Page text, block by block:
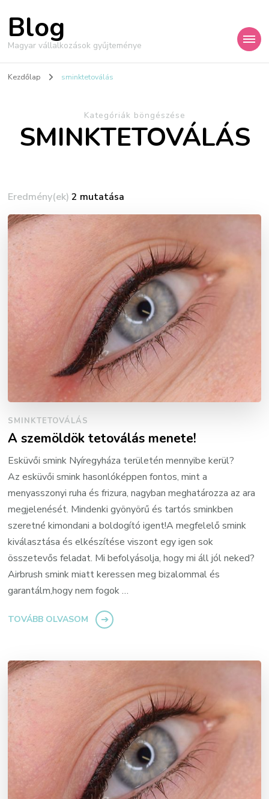
Blog
Magyar vállalkozások gyűjteménye
Kezdőlap sminktetoválás
Kategóriák böngészése
SMINKTETOVÁLÁS
Eredmény(ek)2 mutatása
SMINKTETOVÁLÁS
A szemöldök tetoválás menete!
Esküvői smink Nyíregyháza területén mennyibe kerül?
Az esküvői smink hasonlóképpen fontos, mint a
menyasszonyi ruha és frizura, nagyban meghatározza az ara
megjelenését. Mindenki gyönyörű és tartós sminkben
szeretné kimondani a boldogító igent!A megfelelő smink
kiválasztása és elkészítése viszont egy igen sok
összetevős feladat. Mi befolyásolja, hogy mi áll jól neked?
Airbrush smink miatt keressen meg bizalommal és
garantálm,hogy nem fogok …
TOVÁBB OLVASOM